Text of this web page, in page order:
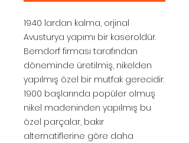
1940 lardan kalma, orjinal
Avusturya yapımı bir kaseroldür.
Berndorf firması tarafından
döneminde üretilmiş, nikelden
yapılmış özel bir mutfak gerecidir.
1900 başlarında popüler olmuş
nikel madeninden yapılmış bu
özel parçalar, bakır
alternatiflerine göre daha